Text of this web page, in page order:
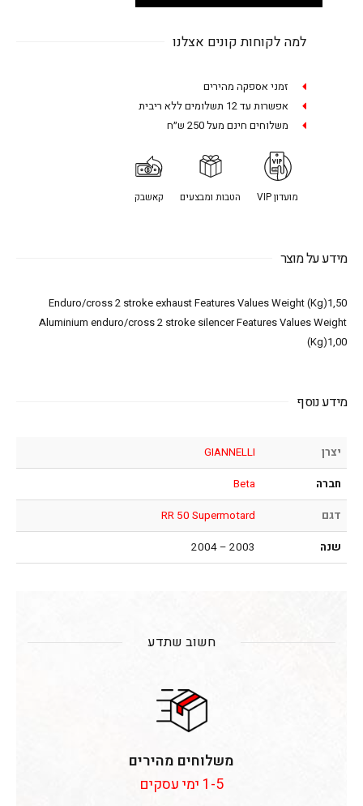
למה לקוחות קונים אצלנו
זמני אספקה מהירים
אפשרות עד 12 תשלומים ללא ריבית
משלוחים חינם מעל 250 ש״ח
מועדון VIP הטבות ומבצעים קאשבק
מידע על מוצר
Enduro/cross 2 stroke exhaust Features Values Weight (Kg)1,50
Aluminium enduro/cross 2 stroke silencer Features Values Weight
(Kg)1,00
מידע נוסף
יצרן
GIANNELLI
חברה
Beta
דגם
RR 50 Supermotard
שנה
2003 – 2004
חשוב שתדע
משלוחים מהירים
1-5 ימי עסקים